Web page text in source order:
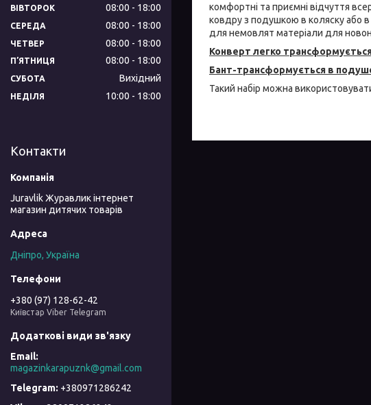
комфортні та приємні відчуття
ковдру з подушкою в коляску або
для немовлят матеріали для
Конверт легко
Бант-трансформується в
Такий набір можна
ВІВТОРОК 08:00 18:00
СЕРЕДА 08:00 18:00
ЧЕТВЕР 08:00 18:00
ПʼЯТНИЦЯ 08:00 18:00
СУБОТА Вихідний
НЕДІЛЯ 10:00 18:00
Контакти
Juravlik Журавлик інтернет
магазин дитячих товарів
Дніпро, Україна
+380 (97) 128-62-42
Київстар Viber Telegram
magazinkarapuznk@gmail.com
+380971286242